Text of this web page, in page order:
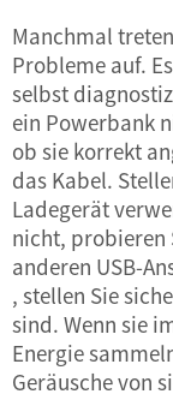
Manchmal
Probleme auf.
selbst
ein Powerbank
ob sie korrekt
das Kabel.
Ladegerät
nicht, probieren
anderen USB-
, stellen Sie
sind. Wenn sie
Energie
Geräusche von